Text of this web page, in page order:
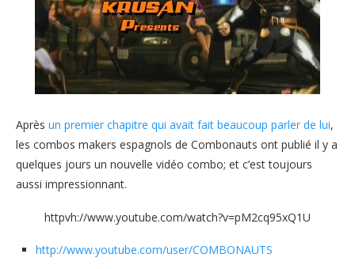
Après un premier chapitre qui avait fait beaucoup parler de lui,
les combos makers espagnols de Combonauts ont publié il y a
quelques jours un nouvelle vidéo combo; et c’est toujours
aussi impressionnant.
httpvh://www.youtube.com/watch?v=pM2cq95xQ1U
http://www.youtube.com/user/COMBONAUTS